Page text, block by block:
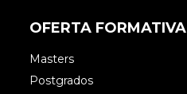
OFERTA FORMATIVA
Masters
Postgrados